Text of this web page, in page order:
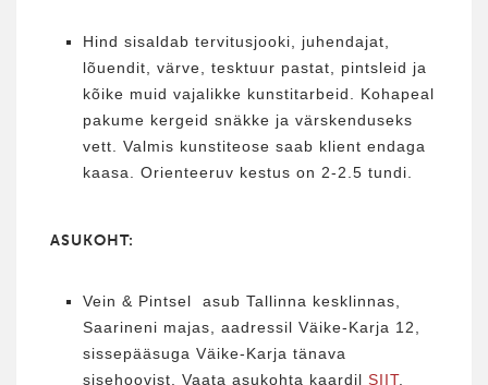
Hind sisaldab tervitusjooki, juhendajat,
lõuendit, värve, tesktuur pastat, pintsleid ja
kõike muid vajalikke kunstitarbeid. Kohapeal
pakume kergeid snäkke ja värskenduseks
vett. Valmis kunstiteose saab klient endaga
kaasa. Orienteeruv kestus on 2-2.5 tundi.
ASUKOHT:
Vein & Pintsel asub Tallinna kesklinnas,
Saarineni majas, aadressil Väike-Karja 12,
sissepääsuga Väike-Karja tänava
sisehoovist. Vaata asukohta kaardil SIIT.